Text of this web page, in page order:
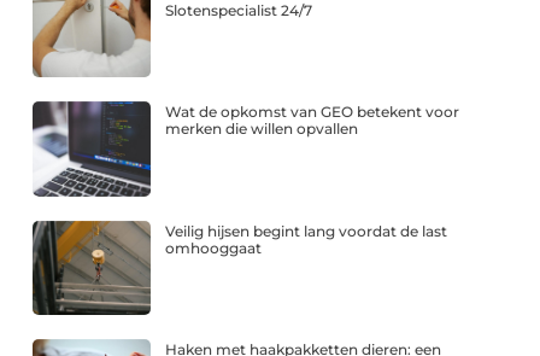
Slotenspecialist 24/7
Wat de opkomst van GEO betekent voor
merken die willen opvallen
Veilig hijsen begint lang voordat de last
omhooggaat
Haken met haakpakketten dieren: een